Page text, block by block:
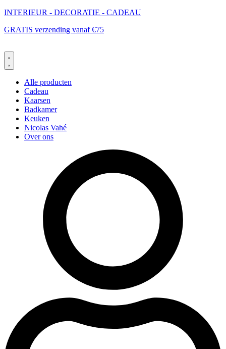
Ga
de
INTERIEUR - DECORATIE - CADEAU
GRATIS verzending vanaf €75
Alle producten
Cadeau
Kaarsen
Badkamer
Keuken
Nicolas Vahé
Over ons